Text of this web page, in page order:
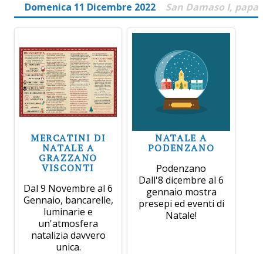
Domenica 11 Dicembre 2022 San Damaso I, papa
MERCATINI DI
NATALE A
GRAZZANO
VISCONTI
Dal 9 Novembre al 6
Gennaio, bancarelle,
luminarie e
un'atmosfera
natalizia davvero
unica.
NATALE A
PODENZANO
Podenzano
Dall'8 dicembre al 6
gennaio mostra
presepi ed eventi di
Natale!